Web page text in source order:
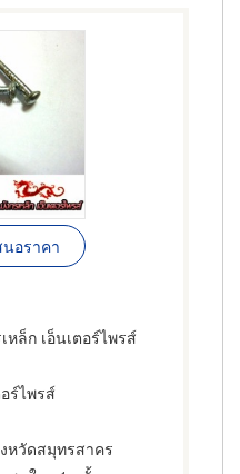
อราคา
ล็ก เอ็นเตอร์ไพรส์
ร์ไพรส์
หวัดสมุทรสาคร